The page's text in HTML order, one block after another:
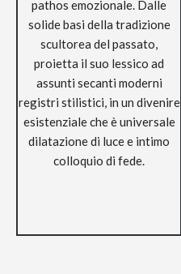
pathos emozionale. Dalle
solide basi della tradizione
scultorea del passato,
proietta il suo lessico ad
assunti secanti moderni
registri stilistici, in un divenire
esistenziale che è universale
dilatazione di luce e intimo
colloquio di fede.